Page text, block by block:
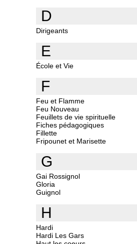
D
Dirigeants
E
École et Vie
F
Feu et Flamme
Feu Nouveau
Feuillets de vie spirituelle
Fiches pédagogiques
Fillette
Fripounet et Marisette
G
Gai Rossignol
Gloria
Guignol
H
Hardi
Hardi Les Gars